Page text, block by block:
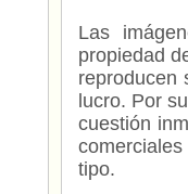
Las
propiedad
reproducen
lucro. Por
cuestión
tipo.